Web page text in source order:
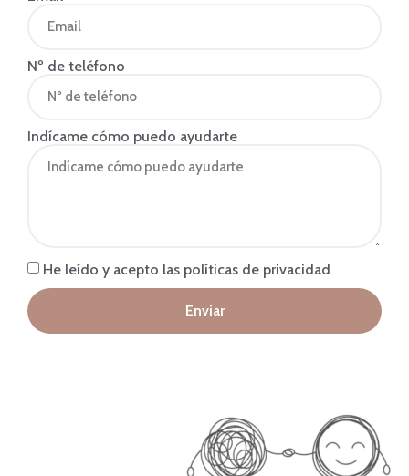
Nº de teléfono
Indícame cómo puedo ayudarte
He leído y acepto las políticas de privacidad
Enviar